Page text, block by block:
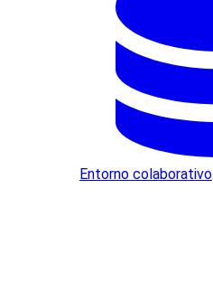
Entorno colaborativo